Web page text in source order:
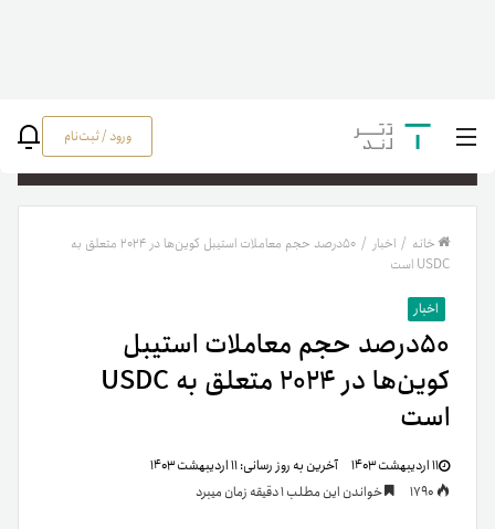
ورود / ثبت‌نام
خانه / اخبار /
۵۰درصد حجم معاملات استیبل کوین‌ها در ۲۰۲۴ متعلق به
USDC است
اخبار
۵۰درصد حجم معاملات استیبل
کوین‌ها در ۲۰۲۴ متعلق به USDC
است
۱۱ اردیبهشت ۱۴۰۳ آخرین به روز رسانی:۱۱ اردیبهشت ۱۴۰۳
خواندن این مطلب 1 دقیقه زمان میبرد